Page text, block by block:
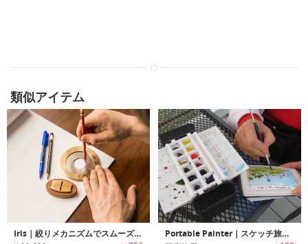
類似アイテム
Iris｜絞りメカニズムでスムーズに内径サイズを変更可能なサイクルドローイングツール「アイリス」 Portable Painter｜スケッチ旅行に最適なポータブルパレットセット「ポータブルペインター」